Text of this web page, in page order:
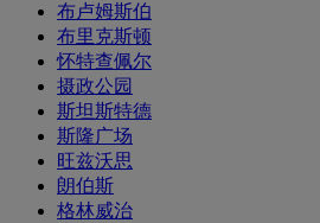
布卢姆斯伯
布里克斯顿
怀特查佩尔
摄政公园
斯坦斯特德
斯隆广场
旺兹沃思
朗伯斯
格林威治